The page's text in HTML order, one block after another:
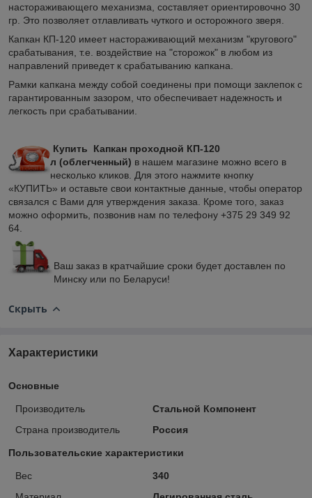
настораживающего механизма, составляет ориентировочно 30
гр. Это позволяет отлавливать чуткого и осторожного зверя.
Капкан КП-120 имеет настораживающий механизм "кругового"
срабатывания, т.е. воздействие на "сторожок" в любом из
направлений приведет к срабатыванию капкана.
Рамки капкана между собой соединены при помощи заклепок с
гарантированным зазором, что обеспечивает надежность и
легкость при срабатывании.
Купить Капкан проходной КП-120
л (облегченный) в нашем магазине можно всего в
несколько кликов. Для этого нажмите кнопку
«КУПИТЬ» и оставьте свои контактные данные, чтобы оператор
связался с Вами для утверждения заказа. Кроме того, заказ
можно оформить, позвонив нам по телефону +375 29 349 92
64.
Ваш заказ в кратчайшие сроки будет доставлен по
Минску или по Беларуси!
Скрыть
Характеристики
Основные
Производитель
Стальной Компонент
Страна производитель
Россия
Пользовательские характеристики
Вес
340